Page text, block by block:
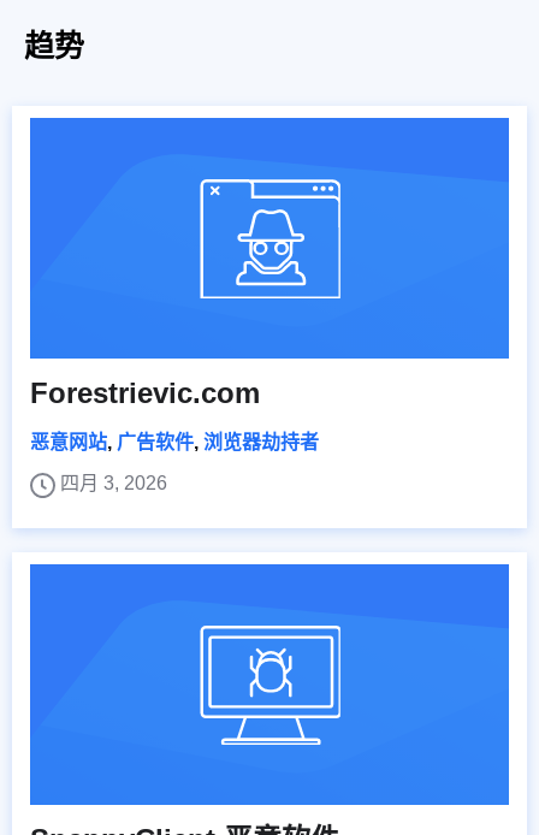
趋势
Forestrievic.com
恶意网站, 广告软件, 浏览器劫持者
四月 3, 2026